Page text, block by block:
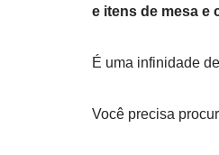
e itens de mesa e
É uma infinidade
Você precisa